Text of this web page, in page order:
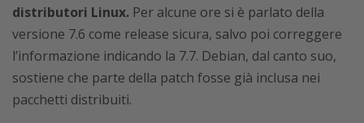
distributori Linux. Per alcune ore si è parlato della
versione 7.6 come release sicura, salvo poi correggere
l’informazione indicando la 7.7. Debian, dal canto suo,
sostiene che parte della patch fosse già inclusa nei
pacchetti distribuiti.